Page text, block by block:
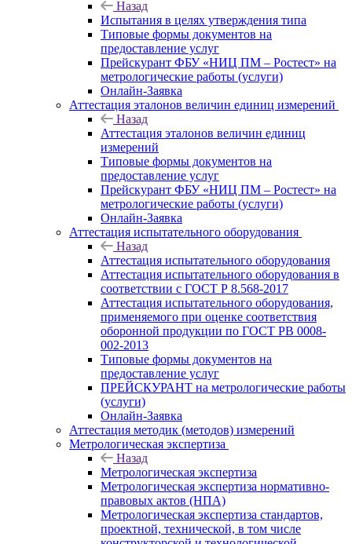
Назад
Испытания в целях утверждения типа
Типовые формы документов на
предоставление услуг
Прейскурант ФБУ «НИЦ ПМ – Ростест» на
метрологические работы (услуги)
Онлайн-Заявка
Аттестация эталонов величин единиц измерений
Назад
Аттестация эталонов величин единиц
измерений
Типовые формы документов на
предоставление услуг
Прейскурант ФБУ «НИЦ ПМ – Ростест» на
метрологические работы (услуги)
Онлайн-Заявка
Аттестация испытательного оборудования
Назад
Аттестация испытательного оборудования
Аттестация испытательного оборудования в
соответствии с ГОСТ Р 8.568-2017
Аттестация испытательного оборудования,
применяемого при оценке соответствия
оборонной продукции по ГОСТ РВ 0008-
002-2013
Типовые формы документов на
предоставление услуг
ПРЕЙСКУРАНТ на метрологические работы
(услуги)
Онлайн-Заявка
Аттестация методик (методов) измерений
Метрологическая экспертиза
Назад
Метрологическая экспертиза
Метрологическая экспертиза нормативно-
правовых актов (НПА)
Метрологическая экспертиза стандартов,
проектной, технической, в том числе